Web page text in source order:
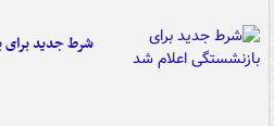
شرط جدید برای